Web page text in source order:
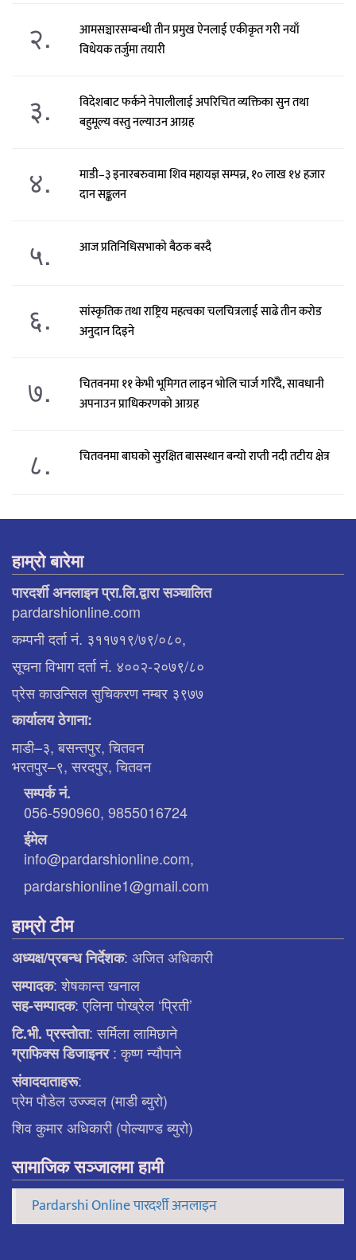
२.
आमसञ्चारसम्बन्धी तीन प्रमुख ऐनलाई एकीकृत गरी नयाँ
विधेयक तर्जुमा तयारी
३.
विदेशबाट फर्कने नेपालीलाई अपरिचित व्यक्तिका सुन तथा
बहुमूल्य वस्तु नल्याउन आग्रह
४.
माडी–३ इनारबरुवामा शिव महायज्ञ सम्पन्न, १० लाख १४ हजार
दान सङ्कलन
५. आज प्रतिनिधिसभाको बैठक बस्दै
६.
सांस्कृतिक तथा राष्ट्रिय महत्वका चलचित्रलाई साढे तीन करोड
अनुदान दिइने
७.
चितवनमा ११ केभी भूमिगत लाइन भोलि चार्ज गरिँदै, सावधानी
अपनाउन प्राधिकरणको आग्रह
८. चितवनमा बाघको सुरक्षित बासस्थान बन्यो राप्ती नदी तटीय क्षेत्र
हाम्रो बारेमा
पारदर्शी अनलाइन प्रा.लि.द्वारा सञ्चालित
pardarshionline.com
कम्पनी दर्ता नं. ३११७१९/७९/०८०,
सूचना विभाग दर्ता नं. ४००२-२०७९/८०
प्रेस काउन्सिल सुचिकरण नम्बर ३९७७
कार्यालय ठेगाना:
माडी–३, बसन्तपुर, चितवन
भरतपुर–९, सरदपुर, चितवन
सम्पर्क नं.
056-590960, 9855016724
ईमेल
info@pardarshionline.com,
pardarshionline1@gmail.com
हाम्रो टीम
अध्यक्ष/प्रबन्ध निर्देशक: अजित अधिकारी
सम्पादक: शेषकान्त खनाल
सह-सम्पादक: एलिना पाेख्रेल ‘प्रिती’
टि.भी. प्रस्ताेता: सर्मिला लामिछाने
ग्राफिक्स डिजाइनर: कृष्ण न्याैपाने
संवाददाताहरू:
प्रेम पौडेल उज्ज्वल (माडी ब्युरो)
शिव कुमार अधिकारी (पोल्याण्ड ब्युरो)
सामाजिक सञ्जालमा हामी
Pardarshi Online पारदर्शी अनलाइन